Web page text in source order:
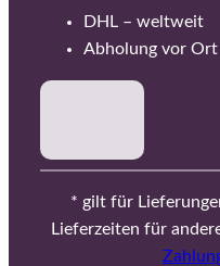
DHL – weltweit
Abholung vor Ort
* gilt für
Lieferzeiten für